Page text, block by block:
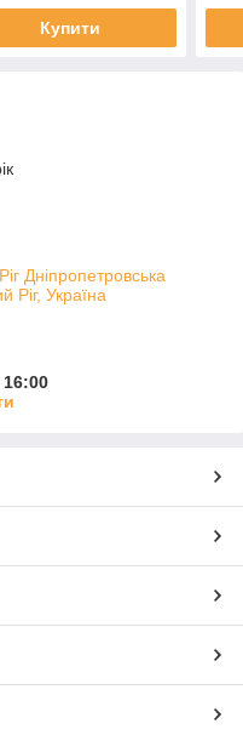
Купити
Дніпропетровська
Ріг, Україна